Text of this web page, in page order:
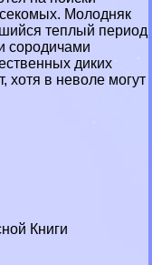
Молодняк
теплый период
сородичами
диких
хотя в неволе могут
Книги